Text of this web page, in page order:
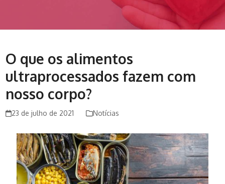
O que os alimentos
ultraprocessados fazem com
nosso corpo?
23 de julho de 2021 Notícias